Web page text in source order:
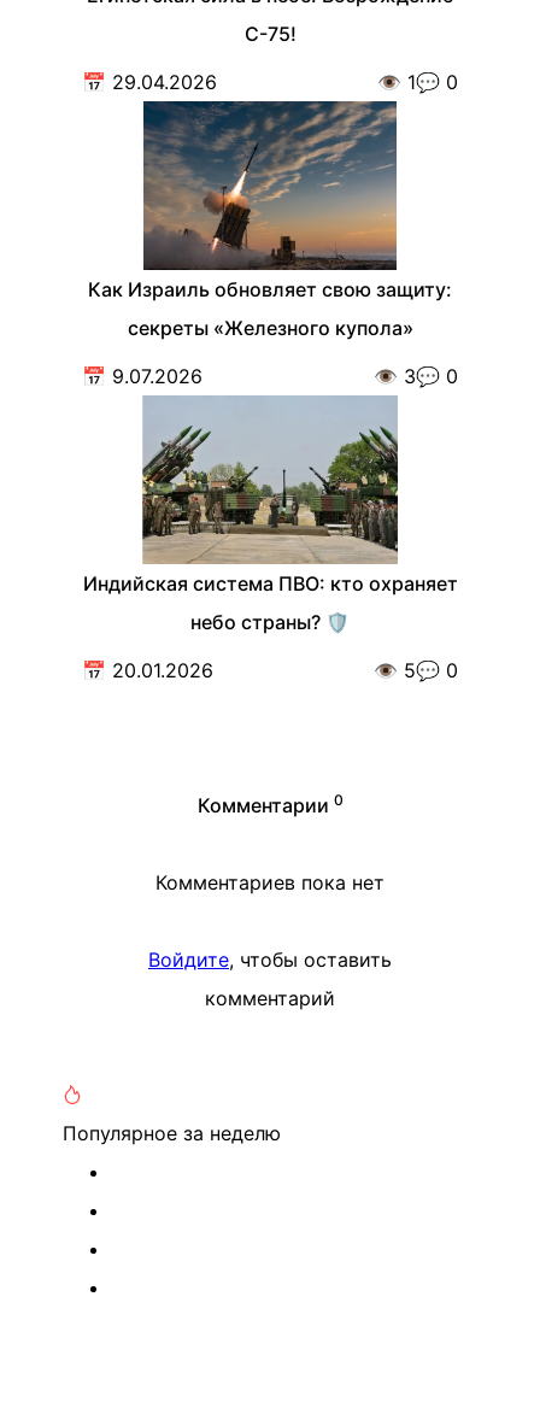
С-75!
📅 29.04.2026 👁️ 1💬 0
Как Израиль обновляет свою защиту:
секреты «Железного купола»
📅 9.07.2026 👁️ 3💬 0
Индийская система ПВО: кто охраняет
небо страны? 🛡️
📅 20.01.2026 👁️ 5💬 0
Комментарии 0
Комментариев пока нет
Войдите, чтобы оставить
комментарий
Популярное за неделю